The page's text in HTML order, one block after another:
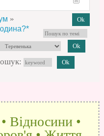
»
Відносини •